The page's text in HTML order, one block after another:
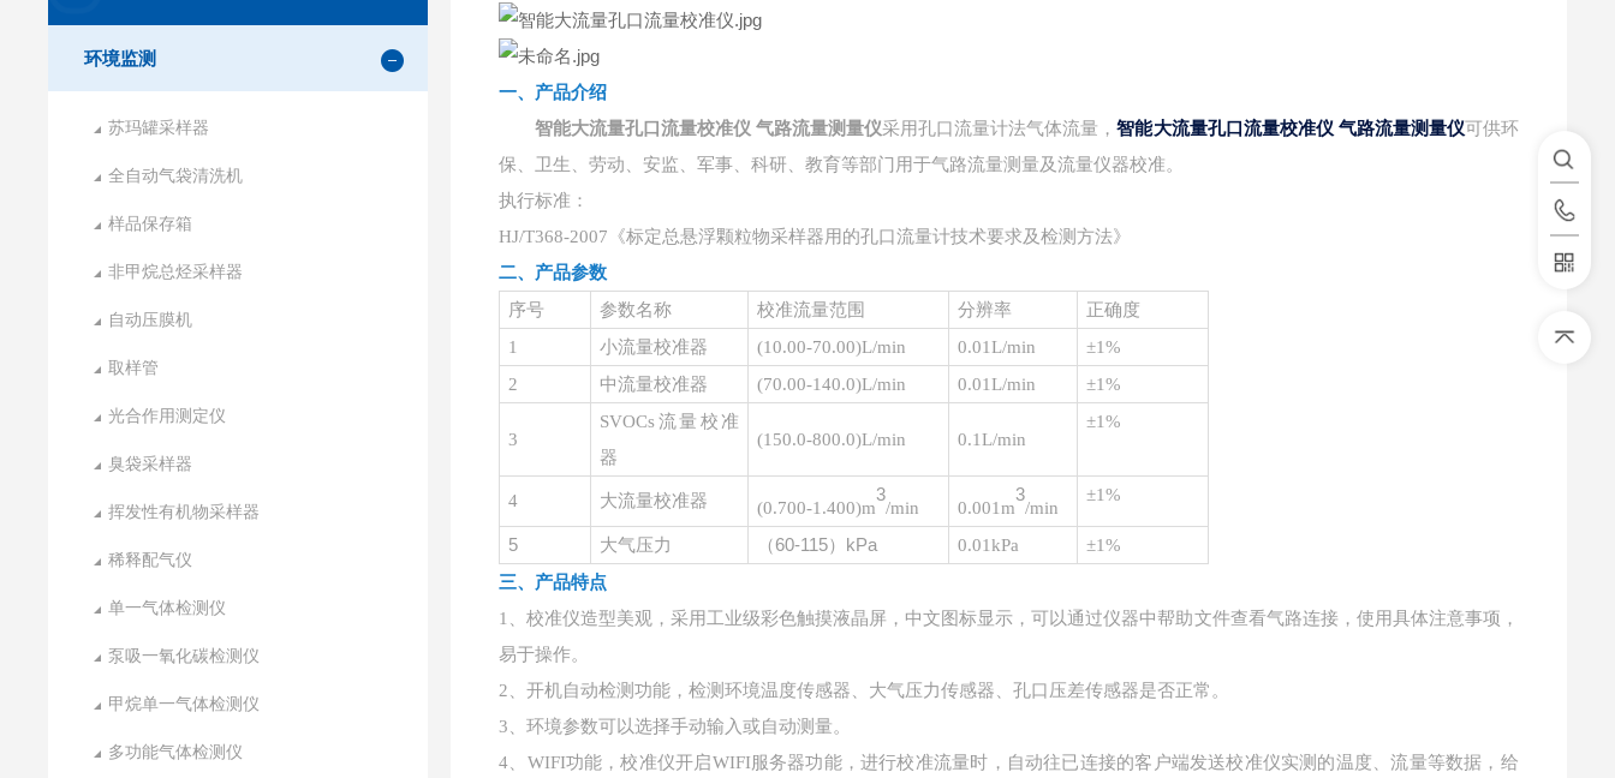
环境监测
苏玛罐采样器
全自动气袋清洗机
样品保存箱
非甲烷总烃采样器
自动压膜机
取样管
光合作用测定仪
臭袋采样器
挥发性有机物采样器
稀释配气仪
单一气体检测仪
泵吸一氧化碳检测仪
甲烷单一气体检测仪
多功能气体检测仪
一、产品介绍
智能大流量孔口流量校准仪 气路流量测量仪采用孔口流量计法气体流量，智能大流量孔口流量校准仪 气路流量测量仪可供环
保、卫生、劳动、安监、军事、科研、教育等部门用于气路流量测量及流量仪器校准。
执行标准：
HJ/T368-2007《标定总悬浮颗粒物采样器用的孔口流量计技术要求及检测方法》
二、 产品参数
序号
参数名称 校准流量范围 分辨率
正确度
1
小流量校准器 (10.00-70.00)L/min 0.01L/min
±1%
2
中流量校准器 (70.00-140.0)L/min 0.01L/min ±1%
3
SVOCs流量校准
器
(150.0-800.0)L/min 0.1L/min
±1%
4 大流量校准器 (0.700-1.400)m
3
/min 0.001m
3
/min
±1%
5 大气压力 （60-115）kPa 0.01kPa
±1%
三、产品特点
1、校准仪造型美观，采用工业级彩色触摸液晶屏，中文图标显示，可以通过仪器中帮助文件查看气路连接，使用具体注意事项，
易于操作。
2、开机自动检测功能，检测环境温度传感器、大气压力传感器、孔口压差传感器是否正常。
3、环境参数可以选择手动输入或自动测量。
4、WIFI功能，校准仪开启WIFI服务器功能，进行校准流量时，自动往已连接的客户端发送校准仪实测的温度、流量等数据，给